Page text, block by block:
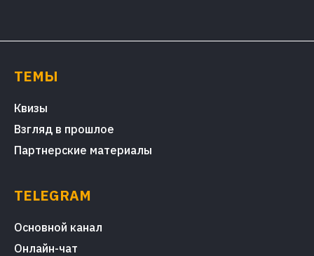
ТЕМЫ
Квизы
Взгляд в прошлое
Партнерские материалы
TELEGRAM
Основной канал
Онлайн-чат